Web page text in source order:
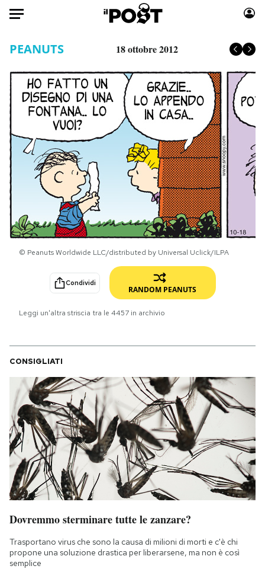
HOME
Italia
Mondo
Politica
Tecnologia
Internet
Scienza
Cultura
Economia
Sport
Moda
Libri
Storie/Idee
Ok Boomer!
Media
Europa
Altrecose
Mondiali calcio 2026
PODCAST
I MIEI PREFERITI
SHOP
CALENDARIO
AREA PERSONALE
Newsletter
Notifiche mobile
Regala il Post
PEANUTS 18 ottobre 2012
© Peanuts Worldwide LLC/distributed by Universal Uclick/ILPA
Condividi
RANDOM PEANUTS
Leggi un'altra striscia tra le 4457 in archivio
CONSIGLIATI
Dovremmo sterminare tutte le zanzare?
Trasportano virus che sono la causa di milioni di morti e c'è chi
propone una soluzione drastica per liberarsene, ma non è così
semplice